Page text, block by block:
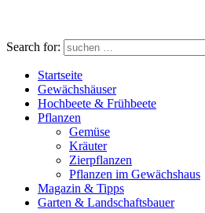
Search for:
Startseite
Gewächshäuser
Hochbeete & Frühbeete
Pflanzen
Gemüse
Kräuter
Zierpflanzen
Pflanzen im Gewächshaus
Magazin & Tipps
Garten & Landschaftsbauer